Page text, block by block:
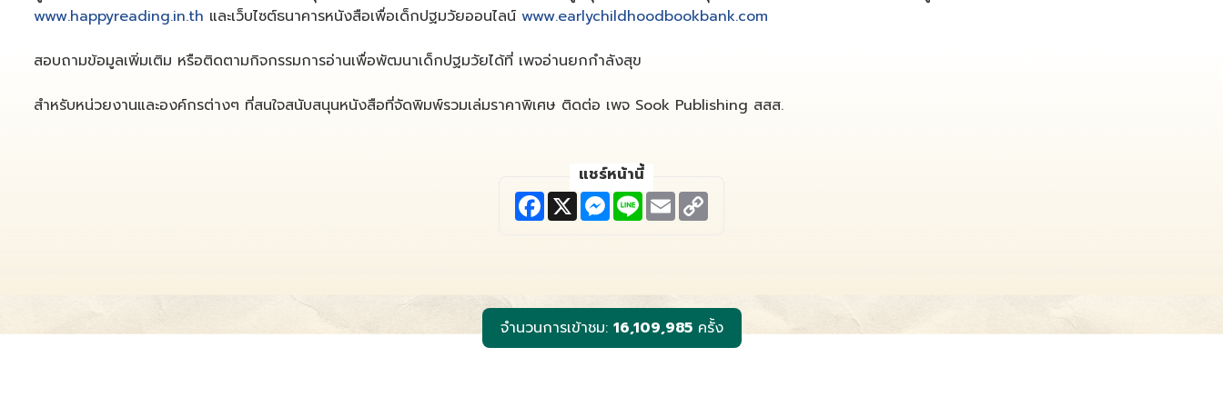
www.happyreading.in.th และเว็บไซต์ธนาคารหนังสือเพื่อเด็กปฐมวัยออนไลน์ www.earlychildhoodbookbank.com
สอบถามข้อมูลเพิ่มเติม หรือติดตามกิจกรรมการอ่านเพื่อพัฒนาเด็กปฐมวัยได้ที่ เพจอ่านยกกำลังสุข
สำหรับหน่วยงานและองค์กรต่างๆ ที่สนใจสนับสนุนหนังสือที่จัดพิมพ์รวมเล่มราคาพิเศษ ติดต่อ เพจ Sook Publishing สสส.
แชร์หน้านี้
F
a
c
X M
e
s
r
L
n
E
m
a
จำนวนการเข้าชม: 16,109,985ครั้ง